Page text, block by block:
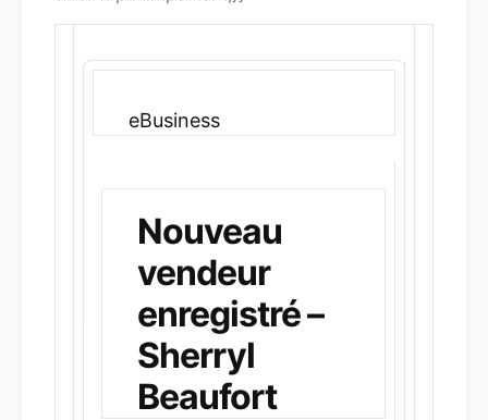
eBusiness
Nouveau
vendeur
enregistré –
Sherryl
Beaufort